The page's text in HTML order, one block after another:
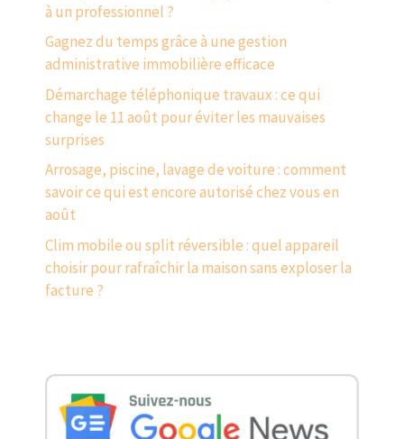
à un professionnel ?
Gagnez du temps grâce à une gestion
administrative immobilière efficace
Démarchage téléphonique travaux : ce qui
change le 11 août pour éviter les mauvaises
surprises
Arrosage, piscine, lavage de voiture : comment
savoir ce qui est encore autorisé chez vous en
août
Clim mobile ou split réversible : quel appareil
choisir pour rafraîchir la maison sans exploser la
facture ?